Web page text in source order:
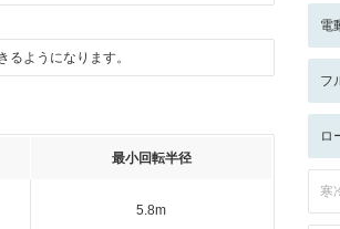
ようになります。
最小回転半径
5.8m
電
フ
ロ
寒